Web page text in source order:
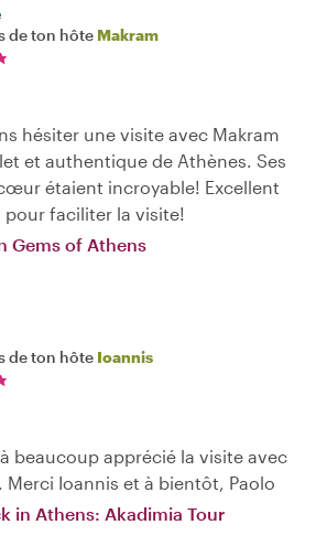
de ton hôte Makram
hésiter une visite avec Makram
et authentique de Athènes. Ses
étaient incroyable! Excellent
faciliter la visite!
Gems of Athens
de ton hôte Ioannis
beaucoup apprécié la visite avec
Merci Ioannis et à bientôt, Paolo
in Athens: Akadimia Tour